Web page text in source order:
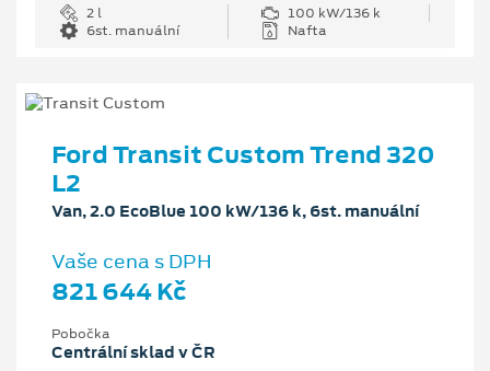
2 l
100 kW/136 k
6st. manuální
Nafta
Ford Transit Custom Trend 320
L2
Van, 2.0 EcoBlue 100 kW/136 k, 6st. manuální
Vaše cena s DPH
821 644 Kč
Pobočka
Centrální sklad v ČR